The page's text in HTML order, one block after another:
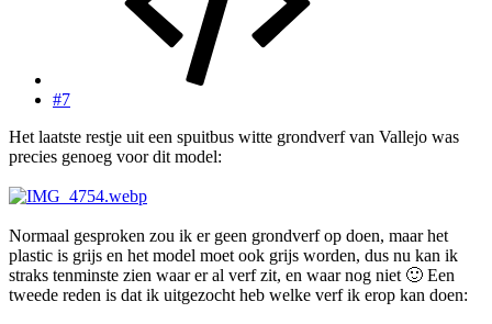
#7
Het laatste restje uit een spuitbus witte grondverf van Vallejo was
precies genoeg voor dit model:
Normaal gesproken zou ik er geen grondverf op doen, maar het
plastic is grijs en het model moet ook grijs worden, dus nu kan ik
straks tenminste zien waar er al verf zit, en waar nog niet 🙂 Een
tweede reden is dat ik uitgezocht heb welke verf ik erop kan doen: